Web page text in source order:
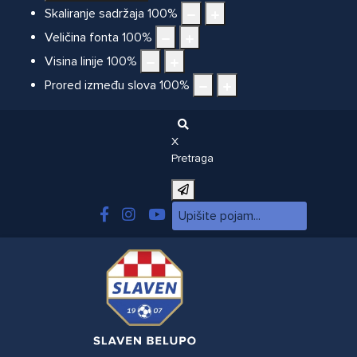
Skaliranje sadržaja 100%
Veličina fonta 100%
Visina linije 100%
Prored između slova 100%
X
Pretraga